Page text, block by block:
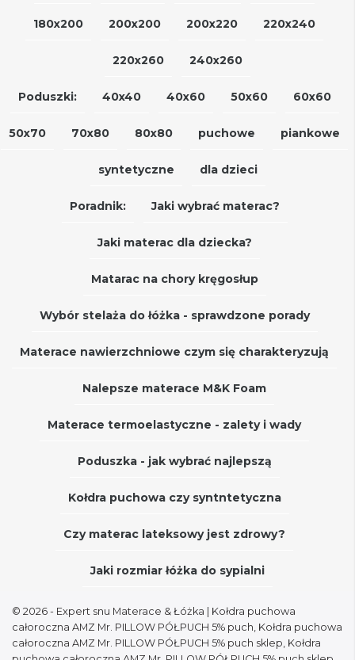
180x200 200x200 200x220 220x240
220x260 240x260
Poduszki: 40x40 40x60 50x60 60x60
50x70 70x80 80x80 puchowe piankowe
syntetyczne dla dzieci
Poradnik: Jaki wybrać materac?
Jaki materac dla dziecka?
Matarac na chory kręgosłup
Wybór stelaża do łóżka - sprawdzone porady
Materace nawierzchniowe czym się charakteryzują
Nalepsze materace M&K Foam
Materace termoelastyczne - zalety i wady
Poduszka - jak wybrać najlepszą
Kołdra puchowa czy syntntetyczna
Czy materac lateksowy jest zdrowy?
Jaki rozmiar łóżka do sypialni
© 2026 - Expert snu Materace & Łóżka
| Kołdra puchowa
całoroczna AMZ Mr. PILLOW PÓŁPUCH 5% puch, Kołdra puchowa
całoroczna AMZ Mr. PILLOW PÓŁPUCH 5% puch sklep, Kołdra